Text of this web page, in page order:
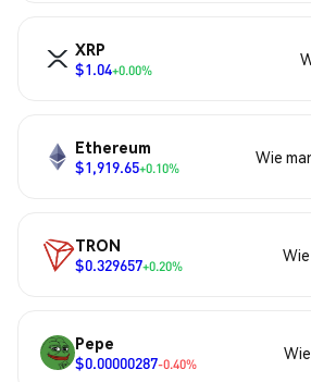
XRP
$1.04+0.00%
Ethereum
$1,919.65+0.10%
Wie
TRON
$0.329657+0.20%
Pepe
$0.00000287-0.40%